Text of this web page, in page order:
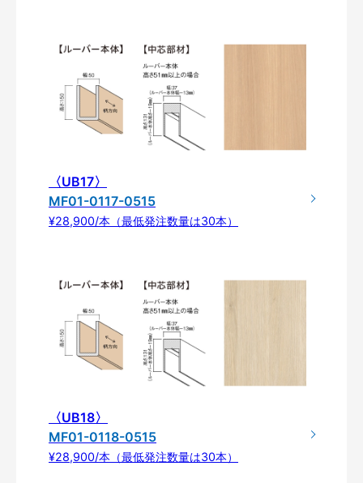
〈UB17〉
MF01-0117-0515
¥28,900/本（最低発注数量は30本）
〈UB18〉
MF01-0118-0515
¥28,900/本（最低発注数量は30本）